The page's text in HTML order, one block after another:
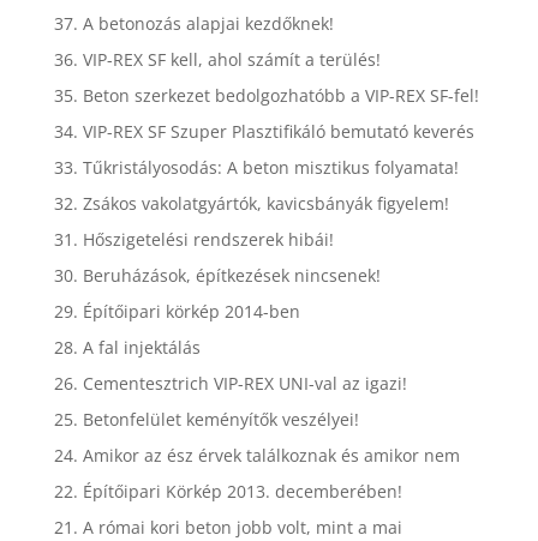
37. A betonozás alapjai kezdőknek!
36. VIP-REX SF kell, ahol számít a terülés!
35. Beton szerkezet bedolgozhatóbb a VIP-REX SF-fel!
34. VIP-REX SF Szuper Plasztifikáló bemutató keverés
33. Tűkristályosodás: A beton misztikus folyamata!
32. Zsákos vakolatgyártók, kavicsbányák figyelem!
31. Hőszigetelési rendszerek hibái!
30. Beruházások, építkezések nincsenek!
29. Építőipari körkép 2014-ben
28. A fal injektálás
26. Cementesztrich VIP-REX UNI-val az igazi!
25. Betonfelület keményítők veszélyei!
24. Amikor az ész érvek találkoznak és amikor nem
22. Építőipari Körkép 2013. decemberében!
21. A római kori beton jobb volt, mint a mai